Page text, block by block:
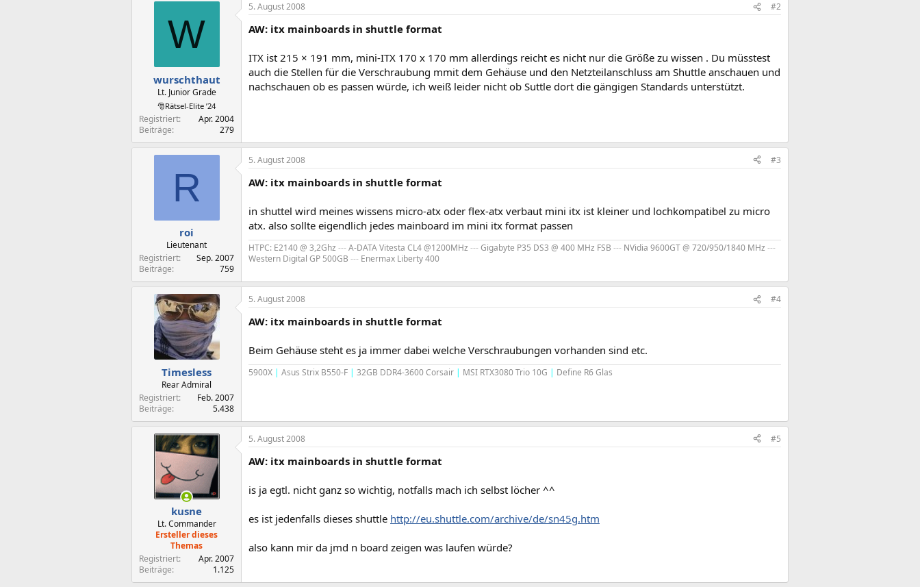
W
wurschthaut
Lt. Junior Grade
🎅Rätsel-Elite ’24
Registriert
Apr. 2004
Beiträge
279
5. August 2008 #2
AW: itx mainboards in shuttle format
ITX ist 215 × 191 mm, mini-ITX 170 x 170 mm allerdings reicht es nicht nur die Größe zu wissen . Du müsstest
auch die Stellen für die Verschraubung mmit dem Gehäuse und den Netzteilanschluss am Shuttle anschauen und
nachschauen ob es passen würde, ich weiß leider nicht ob Suttle dort die gängigen Standards unterstützt.
R
roi
Lieutenant
Registriert
Sep. 2007
Beiträge
759
5. August 2008 #3
AW: itx mainboards in shuttle format
in shuttel wird meines wissens micro-atx oder flex-atx verbaut mini itx ist kleiner und lochkompatibel zu micro
atx. also sollte eigendlich jedes mainboard im mini itx format passen
HTPC: E2140 @ 3,2Ghz --- A-DATA Vitesta CL4 @1200MHz --- Gigabyte P35 DS3 @ 400 MHz FSB --- NVidia 9600GT @ 720/950/1840 MHz ---
Western Digital GP 500GB --- Enermax Liberty 400
Timesless
Rear Admiral
Registriert
Feb. 2007
Beiträge
5.438
5. August 2008 #4
AW: itx mainboards in shuttle format
Beim Gehäuse steht es ja immer dabei welche Verschraubungen vorhanden sind etc.
5900X | Asus Strix B550-F | 32GB DDR4-3600 Corsair | MSI RTX3080 Trio 10G | Define R6 Glas
kusne
Lt. Commander
Ersteller dieses
Themas
Registriert
Apr. 2007
Beiträge
1.125
5. August 2008 #5
AW: itx mainboards in shuttle format
is ja egtl. nicht ganz so wichtig, notfalls mach ich selbst löcher ^^
es ist jedenfalls dieses shuttle http://eu.shuttle.com/archive/de/sn45g.htm
also kann mir da jmd n board zeigen was laufen würde?